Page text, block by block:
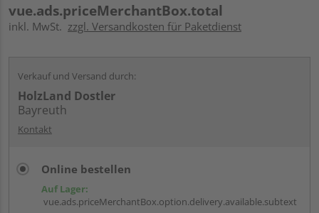
vue.ads.priceMerchantBox.total
inkl. MwSt. zzgl. Versandkosten für Paketdienst
Verkauf und Versand durch:
HolzLand Dostler
Bayreuth
Kontakt
Online bestellen
Auf Lager:
vue.ads.priceMerchantBox.option.delivery.available.subtext